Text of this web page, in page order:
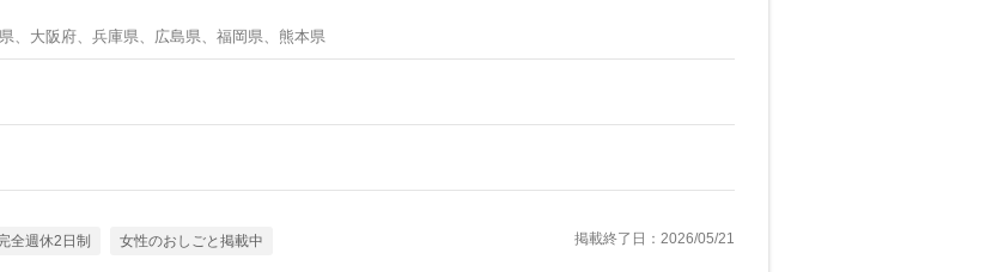
、大阪府、兵庫県、広島県、福岡県、熊本県
全週休2日制 女性のおしごと掲載中 掲載終了日：2026/05/21